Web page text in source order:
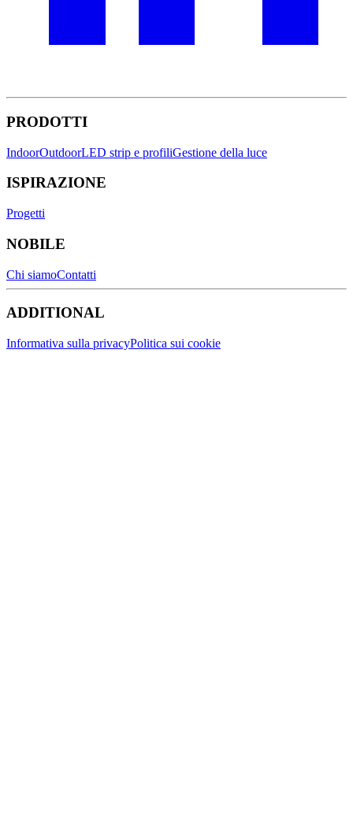
PRODOTTI
IndoorOutdoorLED strip e profiliGestione della luce
ISPIRAZIONE
Progetti
NOBILE
Chi siamoContatti
ADDITIONAL
Informativa sulla privacyPolitica sui cookie